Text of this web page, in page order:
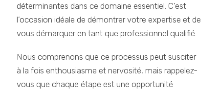
déterminantes dans ce domaine essentiel. C’est
l’occasion idéale de démontrer votre expertise et de
vous démarquer en tant que professionnel qualifié.
Nous comprenons que ce processus peut susciter
à la fois enthousiasme et nervosité, mais rappelez-
vous que chaque étape est une opportunité